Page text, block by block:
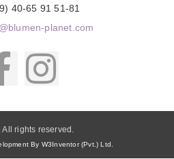
40-65 91 51-81
planet.com
rights reserved.
By W3Inventor (Pvt.) Ltd.